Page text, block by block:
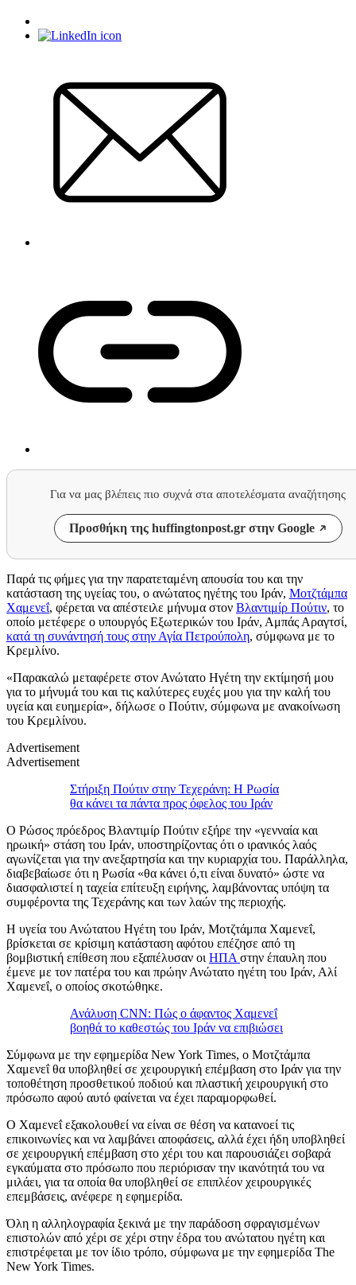
Για να μας βλέπεις πιο συχνά στα αποτελέσματα αναζήτησης
Προσθήκη της huffingtonpost.gr στην Google
Παρά τις φήμες για την παρατεταμένη απουσία του και την
κατάσταση της υγείας του, ο ανώτατος ηγέτης του Ιράν, Μοτζτάμπα
Χαμενεΐ, φέρεται να απέστειλε μήνυμα στον Βλαντιμίρ Πούτιν, το
οποίο μετέφερε ο υπουργός Εξωτερικών του Ιράν, Αμπάς Αραγτσί,
κατά τη συνάντησή τους στην Αγία Πετρούπολη, σύμφωνα με το
Κρεμλίνο.
«Παρακαλώ μεταφέρετε στον Ανώτατο Ηγέτη την εκτίμησή μου
για το μήνυμά του και τις καλύτερες ευχές μου για την καλή του
υγεία και ευημερία», δήλωσε ο Πούτιν, σύμφωνα με ανακοίνωση
του Κρεμλίνου.
Advertisement
Advertisement
Στήριξη Πούτιν στην Τεχεράνη: Η Ρωσία
θα κάνει τα πάντα προς όφελος του Ιράν
Ο Ρώσος πρόεδρος Βλαντιμίρ Πούτιν εξήρε την «γενναία και
ηρωική» στάση του Ιράν, υποστηρίζοντας ότι ο ιρανικός λαός
αγωνίζεται για την ανεξαρτησία και την κυριαρχία του. Παράλληλα,
διαβεβαίωσε ότι η Ρωσία «θα κάνει ό,τι είναι δυνατό» ώστε να
διασφαλιστεί η ταχεία επίτευξη ειρήνης, λαμβάνοντας υπόψη τα
συμφέροντα της Τεχεράνης και των λαών της περιοχής.
Η υγεία του Ανώτατου Ηγέτη του Ιράν, Μοτζτάμπα Χαμενεΐ,
βρίσκεται σε κρίσιμη κατάσταση αφότου επέζησε από τη
βομβιστική επίθεση που εξαπέλυσαν οι ΗΠΑ στην έπαυλη που
έμενε με τον πατέρα του και πρώην Ανώτατο ηγέτη του Ιράν, Αλί
Χαμενεΐ, ο οποίος σκοτώθηκε.
Ανάλυση CNN: Πώς ο άφαντος Χαμενεΐ
βοηθά το καθεστώς του Ιράν να επιβιώσει
Σύμφωνα με την εφημερίδα New York Times, ο Μοτζτάμπα
Χαμενεΐ θα υποβληθεί σε χειρουργική επέμβαση στο Ιράν για την
τοποθέτηση προσθετικού ποδιού και πλαστική χειρουργική στο
πρόσωπο αφού αυτό φαίνεται να έχει παραμορφωθεί.
Ο Χαμενεΐ εξακολουθεί να είναι σε θέση να κατανοεί τις
επικοινωνίες και να λαμβάνει αποφάσεις, αλλά έχει ήδη υποβληθεί
σε χειρουργική επέμβαση στο χέρι του και παρουσιάζει σοβαρά
εγκαύματα στο πρόσωπο που περιόρισαν την ικανότητά του να
μιλάει, για τα οποία θα υποβληθεί σε επιπλέον χειρουργικές
επεμβάσεις, ανέφερε η εφημερίδα.
Όλη η αλληλογραφία ξεκινά με την παράδοση σφραγισμένων
επιστολών από χέρι σε χέρι στην έδρα του ανώτατου ηγέτη και
επιστρέφεται με τον ίδιο τρόπο, σύμφωνα με την εφημερίδα The
New York Times.